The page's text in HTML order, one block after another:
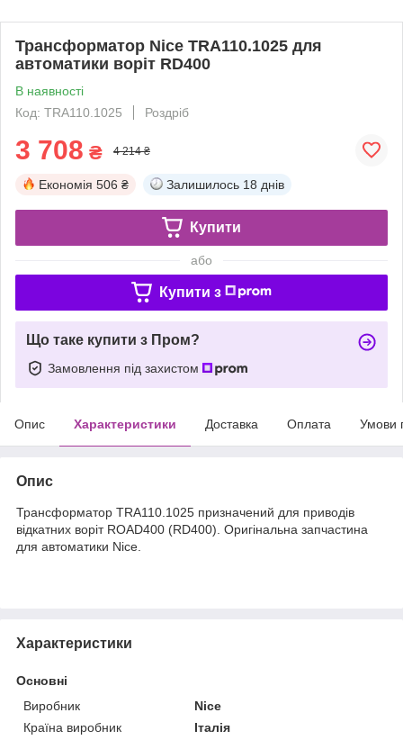
Трансформатор Nice TRA110.1025 для
автоматики воріт RD400
В наявності
Код: TRA110.1025
Роздріб
3 708 ₴ 4 214 ₴
Економія 506 ₴ Залишилось 18 днів
Купити
або
Купити з
Що таке купити з Пром?
Замовлення під захистом
Опис Характеристики Доставка Оплата Умови
Опис
Трансформатор TRA110.1025 призначений для приводів
відкатних воріт ROAD400 (RD400). Оригінальна запчастина
для автоматики Nice.
Характеристики
Основні
Виробник
Nice
Країна виробник
Італія